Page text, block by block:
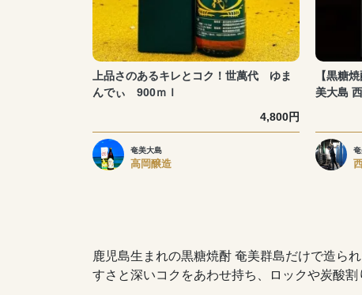
上品さのあるキレとコク！世萬代 ゆま
んでぃ 900ｍｌ
4,800円
奄美大島
高岡醸造
【黒糖
美大島
鹿児島生まれの黒糖焼酎 奄美群島だけで造ら
すさと深いコクをあわせ持ち、ロックや炭酸割